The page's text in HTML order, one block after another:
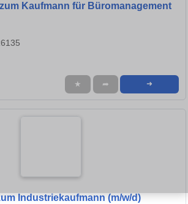
Kaufmann für Büromanagement
★ ➦ ➜
Industriekaufmann (m/w/d)